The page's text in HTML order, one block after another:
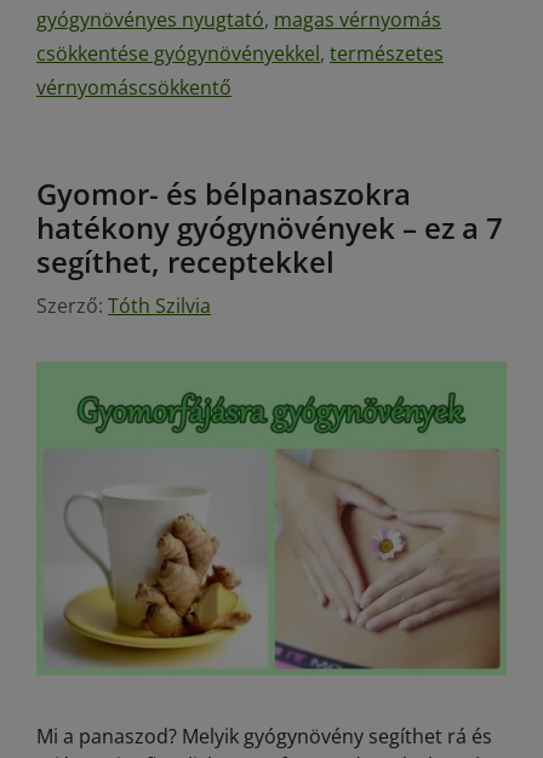
gyógynövényes nyugtató, magas vérnyomás
csökkentése gyógynövényekkel, természetes
vérnyomáscsökkentő
Gyomor- és bélpanaszokra
hatékony gyógynövények – ez a 7
segíthet, receptekkel
Szerző: Tóth Szilvia
Mi a panaszod? Melyik gyógynövény segíthet rá és